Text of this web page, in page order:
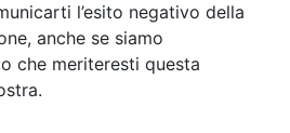
l’esito negativo della
anche se siamo
che meriteresti questa